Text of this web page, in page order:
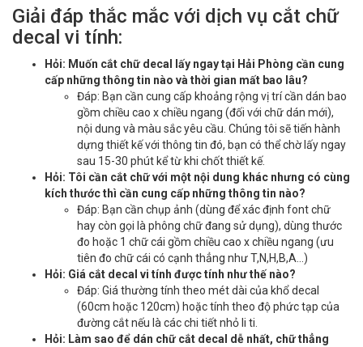
Giải đáp thắc mắc với dịch vụ cắt chữ
decal vi tính:
Hỏi: Muốn cắt chữ decal lấy ngay tại Hải Phòng cần cung
cấp những thông tin nào và thời gian mất bao lâu?
Đáp: Bạn cần cung cấp khoảng rộng vị trí cần dán bao
gồm chiều cao x chiều ngang (đối với chữ dán mới),
nội dung và màu sắc yêu cầu. Chúng tôi sẽ tiến hành
dựng thiết kế với thông tin đó, bạn có thể chờ lấy ngay
sau 15-30 phút kể từ khi chốt thiết kế.
Hỏi: Tôi cần cắt chữ với một nội dung khác nhưng có cùng
kích thước thì cần cung cấp những thông tin nào?
Đáp: Bạn cần chụp ảnh (dùng để xác định font chữ
hay còn gọi là phông chữ đang sử dụng), dùng thước
đo hoặc 1 chữ cái gồm chiều cao x chiều ngang (ưu
tiên đo chữ cái có cạnh thẳng như T,N,H,B,A...)
Hỏi: Giá cắt decal vi tính được tính như thế nào?
Đáp: Giá thường tính theo mét dài của khổ decal
(60cm hoặc 120cm) hoặc tính theo độ phức tạp của
đường cắt nếu là các chi tiết nhỏ li ti.
Hỏi: Làm sao để dán chữ cắt decal dễ nhất, chữ thẳng